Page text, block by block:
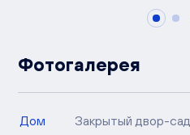
Фотогалерея
Дом Закрытый двор-сад